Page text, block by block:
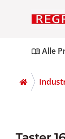
menu_bookAlle